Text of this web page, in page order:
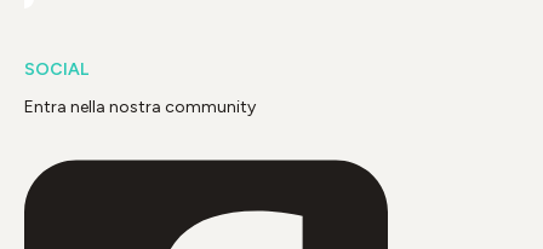
SOCIAL
Entra nella nostra community